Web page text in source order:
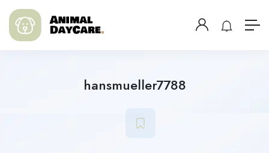
hansmueller7788